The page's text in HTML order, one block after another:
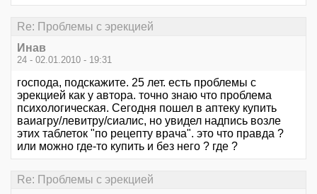
Re: Проблемы с эрекцией
Инав
24 - 02.01.2010 - 19:31
господа, подскажите. 25 лет. есть проблемы с
эрекцией как у автора. точно знаю что проблема
психологическая. Сегодня пошел в аптеку купить
ваиагру/левитру/сиалис, но увидел надпись возле
этих таблеток "по рецепту врача". это что правда ?
или можно где-то купить и без него ? где ?
Re: Проблемы с эрекцией